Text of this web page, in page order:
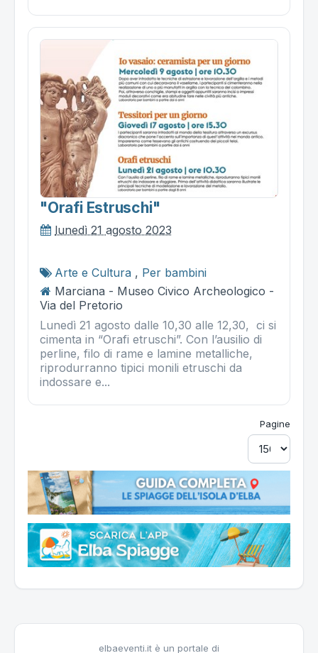
"orafi Estruschi"
lunedì 21 agosto 2023
Arte e Cultura , Per bambini
Marciana - Museo Civico Archeologico -
Via del Pretorio
Lunedì 21 agosto dalle 10,30 alle 12,30, ci si
cimenta in “Orafi etruschi”. Con l’ausilio di
perline, filo di rame e lamine metalliche,
riprodurranno tipici monili etruschi da
indossare e...
Pagine
elbaeventi.it è un portale di